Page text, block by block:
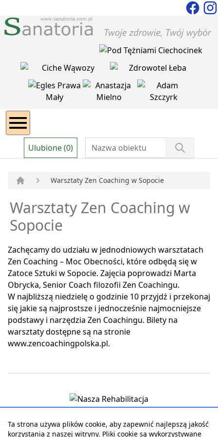
Ulubione (0)
Warsztaty Zen Coaching w Sopocie
Warsztaty Zen Coaching w
Sopocie
Zachęcamy do udziału w jednodniowych warsztatach
Zen Coaching – Moc Obecności, które odbędą się w
Zatoce Sztuki w Sopocie. Zajęcia poprowadzi Marta
Obrycka, Senior Coach filozofii Zen Coachingu.
W najbliższą niedzielę o godzinie 10 przyjdź i przekonaj
się jakie są najprostsze i jednocześnie najmocniejsze
podstawy i narzędzia Zen Coachingu. Bilety na
warsztaty dostępne są na stronie
www.zencoachingpolska.pl.
Strona główna | Kontakt z serwisem | Reklama w serwisie
Ta strona używa plików cookie, aby zapewnić najlepszą jakość
korzystania z naszej witryny. Pliki cookie są wykorzystywane